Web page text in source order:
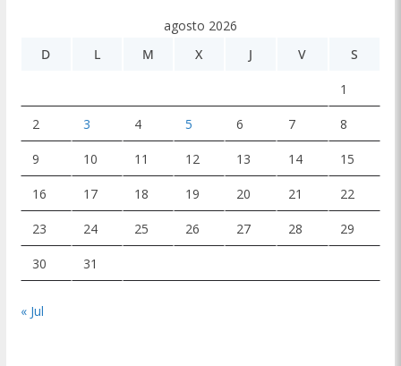
agosto 2026
D
L M X J V S
1
2 3 4 5 6 7 8
9 10 11 12 13 14 15
16 17 18 19 20 21 22
23 24 25 26 27 28 29
30 31
« Jul